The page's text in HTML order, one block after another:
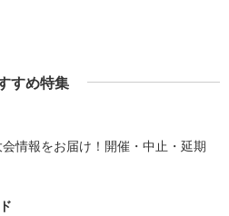
すめ特集
情報をお届け！開催・中止・延期